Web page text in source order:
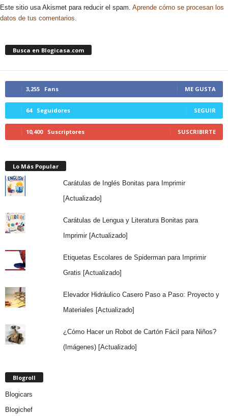
Este sitio usa Akismet para reducir el spam. Aprende cómo se procesan los
datos de tus comentarios.
Busca en Blogicasa.com
3,255 Fans ME GUSTA
64 Seguidores SEGUIR
10,400 Suscriptores SUSCRIBIRTE
Lo Más Popular
Carátulas de Inglés Bonitas para Imprimir
[Actualizado]
Carátulas de Lengua y Literatura Bonitas para
Imprimir [Actualizado]
Etiquetas Escolares de Spiderman para Imprimir
Gratis [Actualizado]
Elevador Hidráulico Casero Paso a Paso: Proyecto y
Materiales [Actualizado]
¿Cómo Hacer un Robot de Cartón Fácil para Niños?
(Imágenes) [Actualizado]
Blogroll
Blogicars
Blogichef